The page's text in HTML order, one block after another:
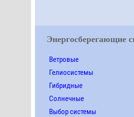
Энергосберегающие
Ветровые
Гелиосистемы
Гибридные
Солнечные
Выбор системы